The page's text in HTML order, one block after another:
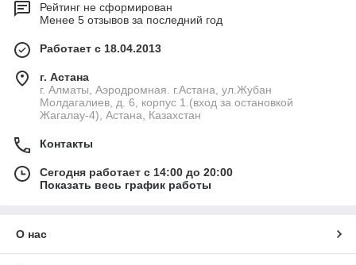
Рейтинг не сформирован
Менее 5 отзывов за последний год
Работает с 18.04.2013
г. Астана
г. Алматы, Аэродромная. г.Астана, ул.Жубан
Молдагалиев, д. 6, корпус 1.(вход за остановкой
Жагалау-4), Астана, Казахстан
Контакты
Сегодня работает с 14:00 до 20:00
Показать весь график работы
О нас